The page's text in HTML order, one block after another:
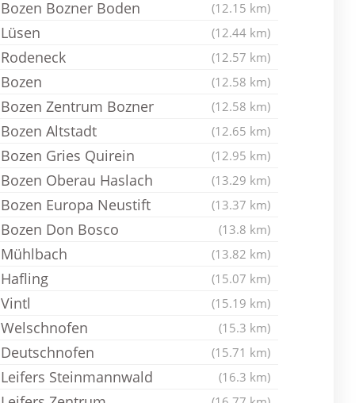
Bozen Bozner Boden (12.15 km)
Lüsen (12.44 km)
Rodeneck (12.57 km)
Bozen (12.58 km)
Bozen Zentrum Bozner (12.58 km)
Bozen Altstadt (12.65 km)
Bozen Gries Quirein (12.95 km)
Bozen Oberau Haslach (13.29 km)
Bozen Europa Neustift (13.37 km)
Bozen Don Bosco (13.8 km)
Mühlbach (13.82 km)
Hafling (15.07 km)
Vintl (15.19 km)
Welschnofen (15.3 km)
Deutschnofen (15.71 km)
Leifers Steinmannwald (16.3 km)